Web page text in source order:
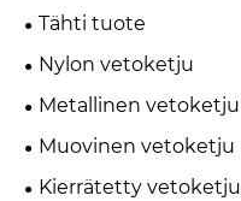
Tähti tuote
Nylon vetoketju
Metallinen vetoketju
Muovinen vetoketju
Kierrätetty vetoketju